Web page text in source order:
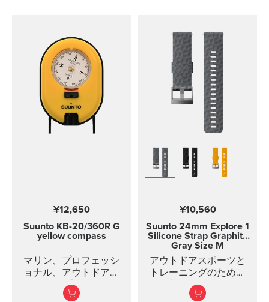
Regatta、Altimax に対
応しています。
リ...
¥12,650
Suunto KB-20/360R G
yellow compass
マリン、プロフェッシ
ョナル、アウトドア用
途に最適です。
¥10,560
Suunto 24mm Explore 1
Silicone Strap Graphite
Gray Size M
アウトドアスポーツと
トレーニングのための
お洒落なシリコンスト
ラップ